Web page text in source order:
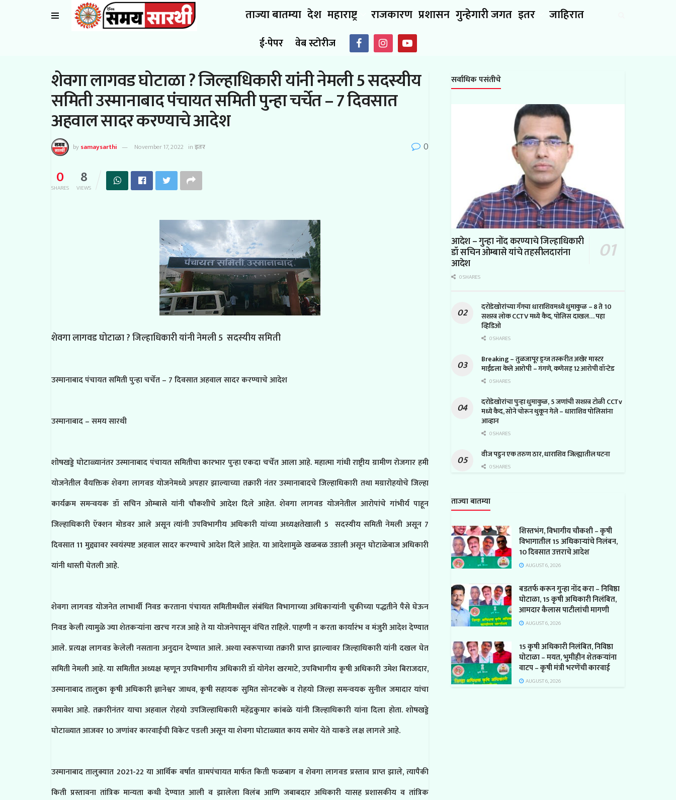
ताज्या बातम्या देश महाराष्ट्र राजकारण प्रशासन गुन्हेगारी जगत इतर जाहिरात
ई-पेपर वेब स्टोरीज
शेवगा लागवड घोटाळा ? जिल्हाधिकारी यांनी नेमली 5 सदस्यीय
समिती उस्मानाबाद पंचायत समिती पुन्हा चर्चेत – 7 दिवसात
अहवाल सादर करण्याचे आदेश
bysamaysarthi November 17, 2022 inइतर 0
0
SHARES 8
VIEWS
शेवगा लागवड घोटाळा ? जिल्हाधिकारी यांनी नेमली 5 सदस्यीय समिती
उस्मानाबाद पंचायत समिती पुन्हा चर्चेत – 7 दिवसात अहवाल सादर करण्याचे आदेश
उस्मानाबाद – समय सारथी
शोषखड्डे घोटाळ्यानंतर उस्मानाबाद पंचायत समितीचा कारभार पुन्हा एकदा चर्चेत आला आहे. महात्मा गांधी राष्ट्रीय ग्रामीण रोजगार हमी
योजनेतील वैयक्तिक शेवगा लागवड योजनेमध्ये अपहार झाल्याच्या तक्रारी नंतर उस्मानाबादचे जिल्हाधिकारी तथा मग्रारोहयोचे जिल्हा
कार्यक्रम समन्वयक डॉ सचिन ओम्बासे यांनी चौकशीचे आदेश दिले आहेत. शेवगा लागवड योजनेतील आरोपांचे गांभीर्य पाहून
जिल्हाधिकारी ऍक्शन मोडवर आले असून त्यांनी उपविभागीय अधिकारी यांच्या अध्यक्षतेखाली 5 सदस्यीय समिती नेमली असून 7
दिवसात 11 मुद्द्यावर स्वयंस्पष्ट अहवाल सादर करण्याचे आदेश दिले आहेत. या आदेशामुळे खळबळ उडाली असून घोटाळेबाज अधिकारी
यांनी धास्ती घेतली आहे.
शेवगा लागवड योजनेत लाभार्थी निवड करताना पंचायत समितीमधील संबंधित विभागाच्या अधिकाऱ्यांनी चुकीच्या पद्धतीने पैसे घेऊन
निवड केली त्यामुळे ज्या शेतकऱ्यांना खरच गरज आहे ते या योजनेपासून वंचित राहिले. पाहणी न करता कार्यारंभ व मंजुरी आदेश देण्यात
आले. प्रत्यक्ष लागवड केलेली नसताना अनुदान देण्यात आले. अश्या स्वरूपाच्या तक्रारी प्राप्त झाल्यावर जिल्हाधिकारी यांनी दखल घेत
समिती नेमली आहे. या समितीत अध्यक्ष म्हणून उपविभागीय अधिकारी डॉ योगेश खरमाटे, उपविभागीय कृषी अधिकारी उमेश बिराजदार,
उस्मानाबाद तालुका कृषी अधिकारी ज्ञानेश्वर जाधव, कृषी सहायक सुमित सोनटक्के व रोहयो जिल्हा समन्वयक सुनील जमादार यांचा
समावेश आहे. तक्रारीनंतर याचा अहवाल रोहयो उपजिल्हाधिकारी महेंद्रकुमार कांबळे यांनी जिल्हाधिकारी यांना दिला होता. शोषखड्डे
घोटाळ्यात आजवर 10 जणांवर कारवाईची विकेट पडली असून या शेवगा घोटाळ्यात काय समोर येते याकडे लक्ष लागले आहे.
उस्मानाबाद तालुक्यात 2021-22 या आर्थिक वर्षात ग्रामपंचायत मार्फत किती फळबाग व शेवगा लागवड प्रस्ताव प्राप्त झाले, त्यापैकी
किती प्रस्तावना तांत्रिक मान्यता कधी देण्यात आली व झालेला विलंब आणि जबाबदार अधिकारी यासह प्रशासकीय व तांत्रिक
सर्वाधिक पसंतीचे
आदेश – गुन्हा नोंद करण्याचे जिल्हाधिकारी
डॉ सचिन ओम्बासे यांचे तहसीलदारांना
आदेश
0 SHARES
दरोडेखोरांच्या गँगचा धाराशिवमध्ये धुमाकुळ – 8 ते 10
सशस्त्र लोक CCTV मध्ये कैद, पोलिस दाखल… पहा
व्हिडिओ
0 SHARES
Breaking – तुळजापूर ड्रग्ज तस्करीत अखेर मास्टर
माईंडला केले आरोपी – गंगणे, कणेसह 12 आरोपी वॉन्टेड
0 SHARES
दरोडेखोरांचा पुन्हा धुमाकुळ, 5 जणांची सशस्त्र टोळी CCTv
मध्ये कैद, सोने चोरून थुकून गेले – धाराशिव पोलिसांना
आव्हान
0 SHARES
वीज पडुन एक तरुण ठार, धाराशिव जिल्ह्यातील घटना
0 SHARES
ताज्या बातम्या
शिस्तभंग, विभागीय चौकशी – कृषी
विभागातील 15 अधिकाऱ्यांचे निलंबन,
10 दिवसात उत्तराचे आदेश
AUGUST 6, 2026
बडतर्फ करून गुन्हा नोंद करा – निविष्ठा
घोटाळा, 15 कृषी अधिकारी निलंबित,
आमदार कैलास पाटीलांची मागणी
AUGUST 6, 2026
15 कृषी अधिकारी निलंबित, निविष्ठा
घोटाळा – मयत, भुमीहीन शेतकऱ्यांना
वाटप – कृषी मंत्री भरणेंची कारवाई
AUGUST 6, 2026